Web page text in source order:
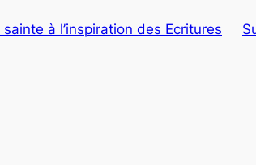
à l’inspiration des Ecritures